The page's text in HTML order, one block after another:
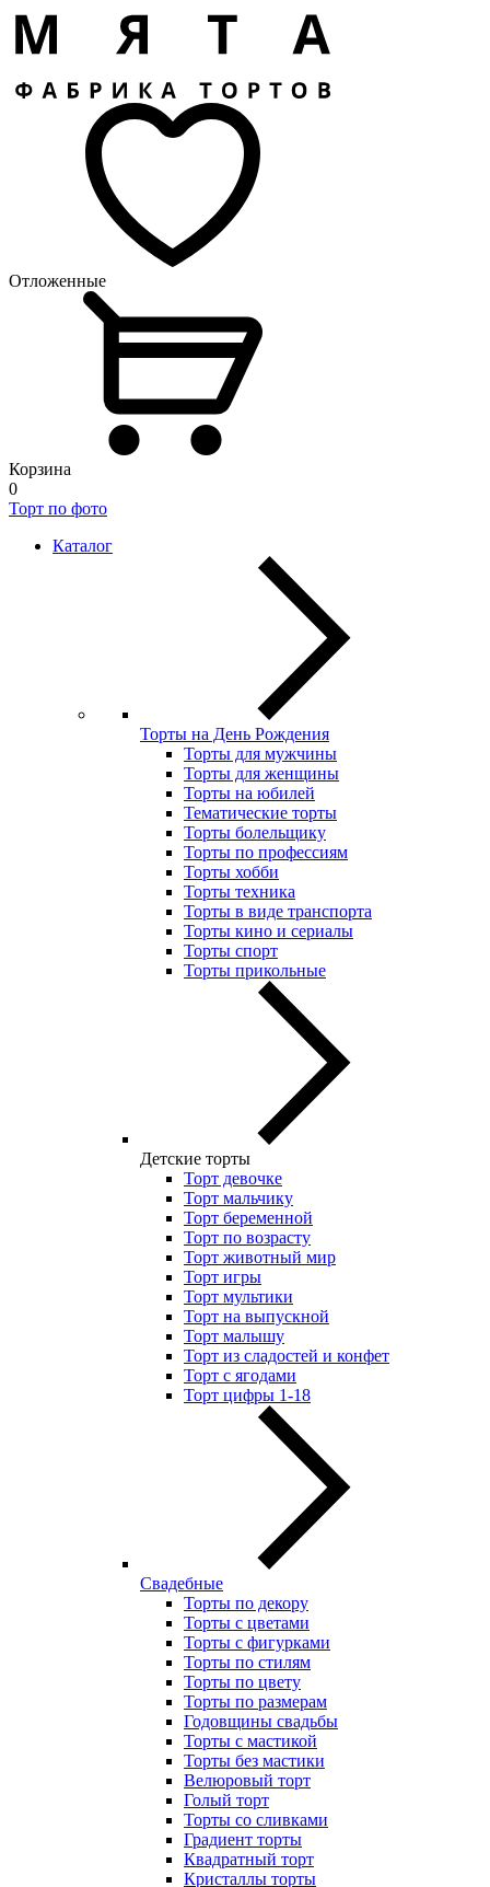
Отложенные
Корзина
0
Торт по фото
Каталог
Торты на День Рождения
Торты для мужчины
Торты для женщины
Торты на юбилей
Тематические торты
Торты болельщику
Торты по профессиям
Торты хобби
Торты техника
Торты в виде транспорта
Торты кино и сериалы
Торты спорт
Торты прикольные
Детские торты
Торт девочке
Торт мальчику
Торт беременной
Торт по возрасту
Торт животный мир
Торт игры
Торт мультики
Торт на выпускной
Торт малышу
Торт из сладостей и конфет
Торт с ягодами
Торт цифры 1-18
Свадебные
Торты по декору
Торты с цветами
Торты с фигурками
Торты по стилям
Торты по цвету
Торты по размерам
Годовщины свадьбы
Торты с мастикой
Торты без мастики
Велюровый торт
Голый торт
Торты со сливками
Градиент торты
Квадратный торт
Кристаллы торты